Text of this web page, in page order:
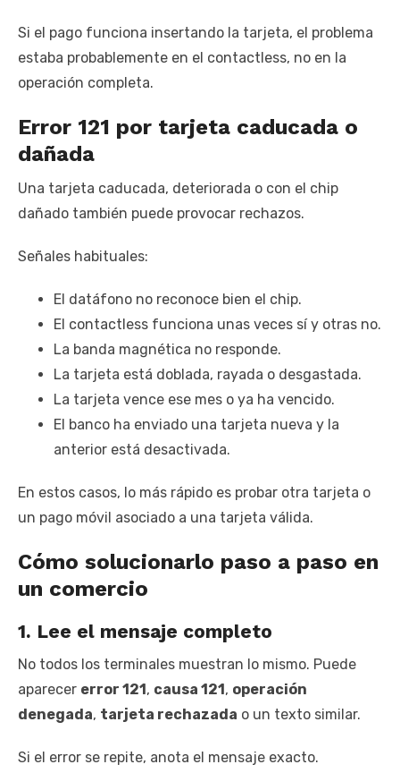
Si el pago funciona insertando la tarjeta, el problema
estaba probablemente en el contactless, no en la
operación completa.
Error 121 por tarjeta caducada o
dañada
Una tarjeta caducada, deteriorada o con el chip
dañado también puede provocar rechazos.
Señales habituales:
El datáfono no reconoce bien el chip.
El contactless funciona unas veces sí y otras no.
La banda magnética no responde.
La tarjeta está doblada, rayada o desgastada.
La tarjeta vence ese mes o ya ha vencido.
El banco ha enviado una tarjeta nueva y la
anterior está desactivada.
En estos casos, lo más rápido es probar otra tarjeta o
un pago móvil asociado a una tarjeta válida.
Cómo solucionarlo paso a paso en
un comercio
1. Lee el mensaje completo
No todos los terminales muestran lo mismo. Puede
aparecer error 121 , causa 121 , operación
denegada, tarjeta rechazada o un texto similar.
Si el error se repite, anota el mensaje exacto.